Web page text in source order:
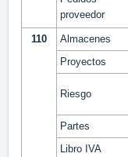
proveedor
110
Almacenes
Proyectos
Riesgo
Partes
Libro IVA